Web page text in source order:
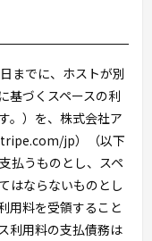
までに、ホストが別
基づくスペースの利
。）を、株式会社ア
jp）（以下
払うものとし、スペ
はならないものとし
用料を受領すること
利用料の支払債務は